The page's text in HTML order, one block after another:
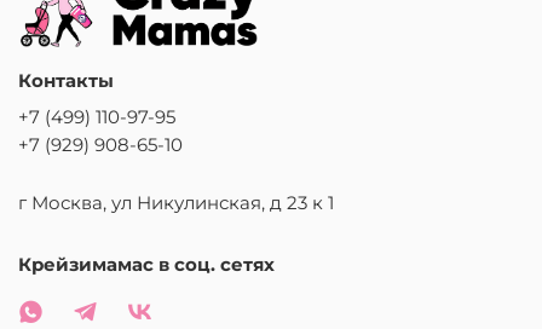
Контакты
+7 (499) 110-97-95
+7 (929) 908-65-10
г Москва, ул Никулинская, д 23 к 1
Крейзимамас в соц. сетях